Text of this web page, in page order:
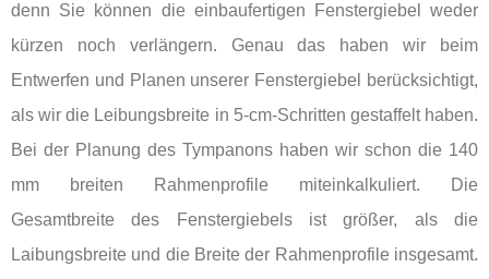
denn Sie können die einbaufertigen Fenstergiebel weder
kürzen noch verlängern. Genau das haben wir beim
Entwerfen und Planen unserer Fenstergiebel berücksichtigt,
als wir die Leibungsbreite in 5-cm-Schritten gestaffelt haben.
Bei der Planung des Tympanons haben wir schon die 140
mm breiten Rahmenprofile miteinkalkuliert. Die
Gesamtbreite des Fenstergiebels ist größer, als die
Laibungsbreite und die Breite der Rahmenprofile insgesamt.